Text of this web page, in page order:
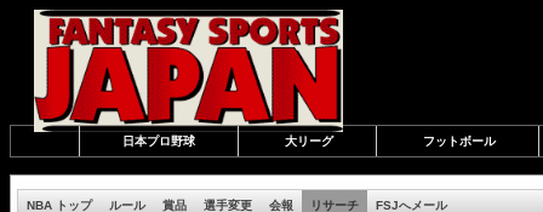
日本プロ野球 大リーグ フットボール
NBA トップ ルール 賞品 選手変更 会報 リサーチ
FSJへメール